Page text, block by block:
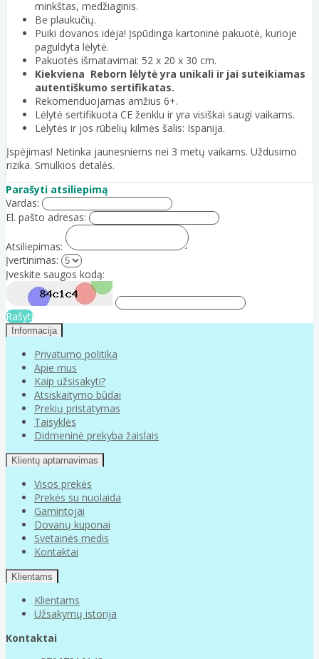
minkštas, medžiaginis.
Be plaukučių.
Puiki dovanos idėja! Įspūdinga kartoninė pakuotė, kurioje
paguldyta lėlytė.
Pakuotės išmatavimai: 52 x 20 x 30 cm.
Kiekviena Reborn lėlytė yra unikali ir jai suteikiamas
autentiškumo sertifikatas.
Rekomenduojamas amžius 6+.
Lėlytė sertifikuota CE ženklu ir yra visiškai saugi vaikams.
Lėlytės ir jos rūbelių kilmės šalis: Ispanija.
Įspėjimas! Netinka jaunesniems nei 3 metų vaikams. Uždusimo
rizika. Smulkios detalės.
Parašyti atsiliepimą
Vardas:
El. pašto adresas:
Atsiliepimas:
Įvertinimas:
Įveskite saugos kodą:
Rašyti
Informacija
Privatumo politika
Apie mus
Kaip užsisakyti?
Atsiskaitymo būdai
Prekių pristatymas
Taisyklės
Didmeninė prekyba žaislais
Klientų aptarnavimas
Visos prekės
Prekės su nuolaida
Gamintojai
Dovanų kuponai
Svetainės medis
Kontaktai
Klientams
Klientams
Užsakymų istorija
Kontaktai